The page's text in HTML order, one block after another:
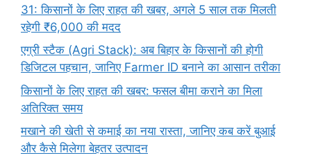
31: किसानों के लिए राहत की खबर, अगले 5 साल तक मिलती
रहेगी ₹6,000 की मदद
एग्री स्टैक (Agri Stack): अब बिहार के किसानों की होगी
डिजिटल पहचान, जानिए Farmer ID बनाने का आसान तरीका
किसानों के लिए राहत की खबर: फसल बीमा कराने का मिला
अतिरिक्त समय
मखाने की खेती से कमाई का नया रास्ता, जानिए कब करें बुआई
और कैसे मिलेगा बेहतर उत्पादन